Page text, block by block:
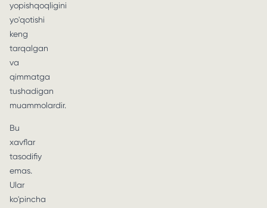
yopishqoqligini
yo'qotishi
keng
tarqalgan
va
qimmatga
tushadigan
muammolardir.
Bu
xavflar
tasodifiy
emas.
Ular
ko'pincha